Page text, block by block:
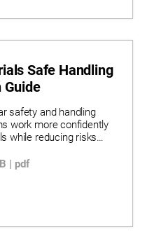
Safe Handling
Guide
safety and handling
work more confidently
while reducing risks
resins, controlled
curing and consistent
handling, ventilation,
smoother day‑to‑day
| pdf